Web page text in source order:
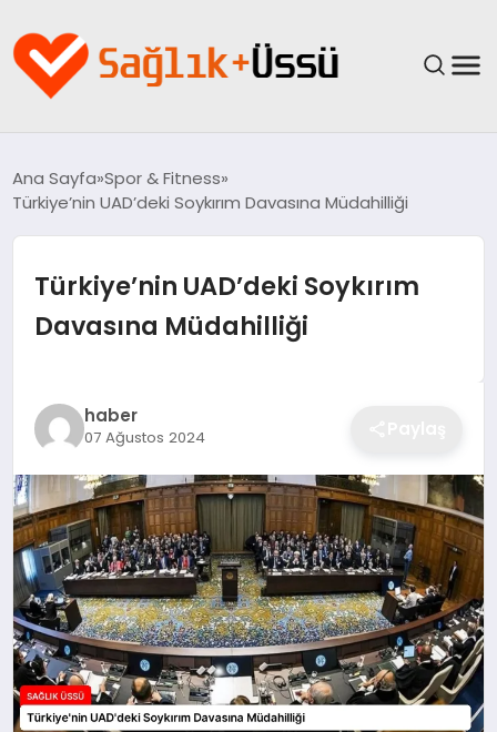
YAŞAM
SAĞLIK
GÜNCEL
BESLENME
Ana Sayfa Spor & Fitness
Türkiye’nin UAD’deki Soykırım Davasına Müdahilliği
Türkiye’nin UAD’deki Soykırım
Davasına Müdahilliği
haber
07 Ağustos 2024